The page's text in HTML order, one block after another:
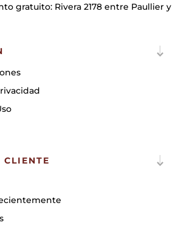
gratuito: Rivera 2178 entre Paullier y